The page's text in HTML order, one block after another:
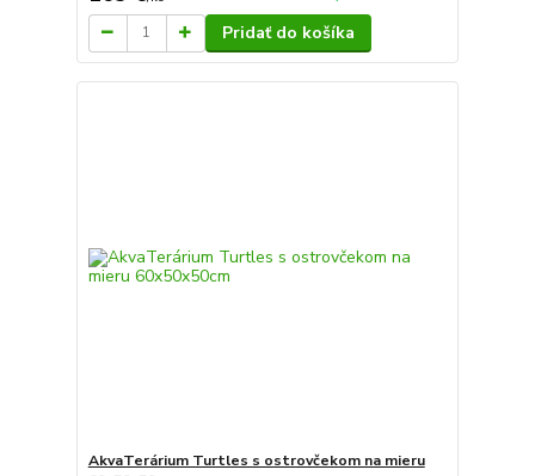
Pridať do košíka
AkvaTerárium Turtles s ostrovčekom na mieru